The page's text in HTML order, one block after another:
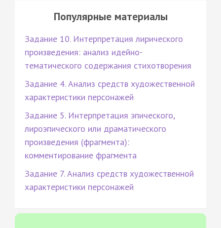
Популярные материалы
Задание 10. Интерпретация лирического
произведения: анализ идейно-
тематического содержания стихотворения
Задание 4. Анализ средств художественной
характеристики персонажей
Задание 5. Интерпретация эпического,
лироэпического или драматического
произведения (фрагмента):
комментирование фрагмента
Задание 7. Анализ средств художественной
характеристики персонажей